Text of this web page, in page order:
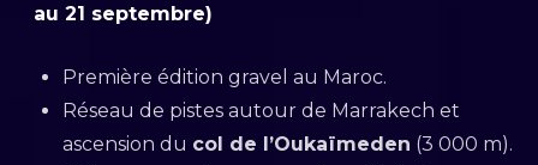
au 21 septembre)
Première édition gravel au Maroc.
Réseau de pistes autour de Marrakech et
ascension du col de l’Oukaïmeden (3 000 m).